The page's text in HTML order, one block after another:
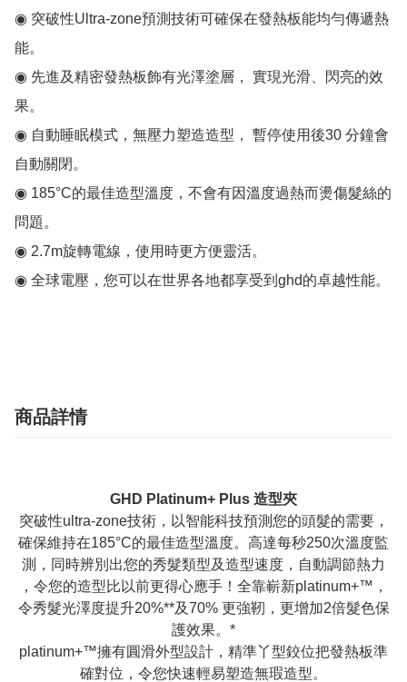
◉ 突破性Ultra-zone預測技術可確保在發熱板能均勻傳遞熱
能。
◉ 先進及精密發熱板飾有光澤塗層， 實現光滑、閃亮的效
果。
◉ 自動睡眠模式，無壓力塑造造型， 暫停使用後30 分鐘會
自動關閉。
◉ 185°C的最佳造型溫度，不會有因溫度過熱而燙傷髮絲的
問題。
◉ 2.7m旋轉電線，使用時更方便靈活。
◉ 全球電壓，您可以在世界各地都享受到ghd的卓越性能。
商品詳情
GHD Platinum+ Plus 造型夾
突破性ultra-zone技術，以智能科技預測您的頭髮的需要，
確保維持在185°C的最佳造型溫度。高達每秒250次溫度監
測，同時辨別出您的秀髮類型及造型速度，自動調節熱力
，令您的造型比以前更得心應手！全靠嶄新platinum+™，
令秀髮光澤度提升20%**及70% 更強靭，更增加2倍髮色保
護效果。*
platinum+™擁有圓滑外型設計，精準丫型鉸位把發熱板準
確對位，令您快速輕易塑造無瑕造型。